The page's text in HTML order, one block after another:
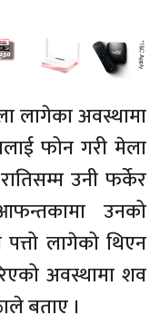
लागेका अवस्थामा
फोन गरी मेला
उनी फर्केर
उनको
लागेको थिएन
अवस्थामा शव
बताए ।